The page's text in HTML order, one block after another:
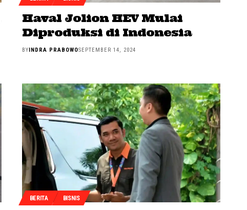
Haval Jolion HEV Mulai
Diproduksi di Indonesia
BY INDRA PRABOWOSEPTEMBER 14, 2024
BERITA BISNIS